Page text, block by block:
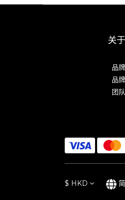
关
品
品
团
$ HKD